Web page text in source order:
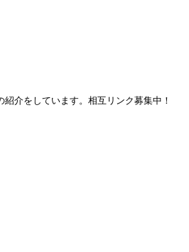
紹介をしています。相互リンク募集中！